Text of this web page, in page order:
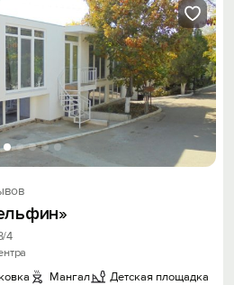
4
Мангал Детская площадка